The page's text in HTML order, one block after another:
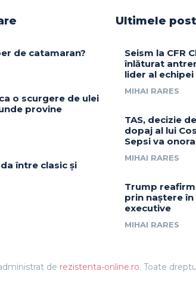
de catamaran?
o scurgere de ulei
provine
între clasic și
Ultimele
Seism la CFR
înlăturat
lider al echipei
MIHAI RARES
TAS, decizie
dopaj al lui
Sepsi va
MIHAI RARES
Trump
prin naștere în
executive
MIHAI RARES
de rezistenta-online.ro. Toate